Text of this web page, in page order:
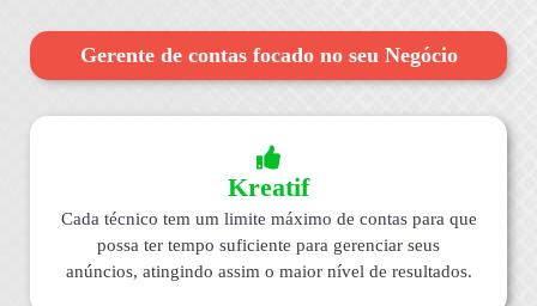
Gerente de contas focado no seu Negócio
Kreatif
Cada técnico tem um limite máximo de contas para que
possa ter tempo suficiente para gerenciar seus
anúncios, atingindo assim o maior nível de resultados.